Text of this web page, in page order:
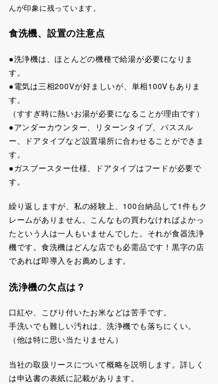
んが印象に残っています。
食洗機、設置の注意点
●洗浄機は、ほとんどの機種で給湯が必要になりま
す。
●電気は三相200Vが好ましいが、単相100Vもありま
す。
（すすぎ時に熱いお湯が必要になることが理由です）
●アンダーカウンター、リターンタイプ、パススル
ー、ドアタイプなど設置場所に合わせることができま
す。
●ガスブースター仕様、ドアタイプはフードが必要で
す。
繰り返しますが、私の経験上、100台納品して1件もク
レームがありません。こんなもの買わなければよかっ
たという人は一人もいませんでした。それが食器洗浄
機です。食洗機はどんな店でも必需品です！黒字の店
であれば即導入をお薦めします。
洗浄機の欠点は？
口紅や、こびり付いたお米などは苦手です。
手洗いでも難しい汚れは、洗浄機でも落ちにくい。
（他は特に思い当たりません）
当社の取扱リースについて概略を説明します。詳しく
は申込書の表紙に記載があります。